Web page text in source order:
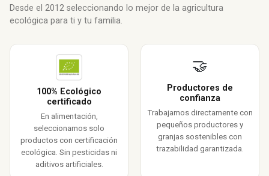
Desde el 2012 seleccionando lo mejor de la agricultura
ecológica para ti y tu familia.
100% Ecológico
certificado
En alimentación,
seleccionamos solo
productos con certificación
ecológica. Sin pesticidas ni
aditivos artificiales.
🤝
Productores de
confianza
Trabajamos directamente con
pequeños productores y
granjas sostenibles con
trazabilidad garantizada.